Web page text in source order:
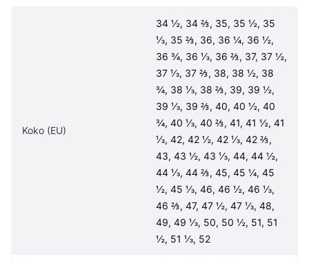
Koko (EU)
34 ½, 34 ⅔, 35, 35 ½, 35
⅓, 35 ⅔, 36, 36 ¼, 36 ½,
36 ¾, 36 ⅓, 36 ⅔, 37, 37 ½,
37 ⅓, 37 ⅔, 38, 38 ½, 38
¾, 38 ⅓, 38 ⅔, 39, 39 ½,
39 ⅓, 39 ⅔, 40, 40 ½, 40
¾, 40 ⅓, 40 ⅔, 41, 41 ½, 41
⅓, 42, 42 ½, 42 ⅓, 42 ⅔,
43, 43 ½, 43 ⅓, 44, 44 ½,
44 ⅓, 44 ⅔, 45, 45 ¼, 45
½, 45 ⅓, 46, 46 ½, 46 ⅓,
46 ⅔, 47, 47 ½, 47 ⅓, 48,
49, 49 ⅓, 50, 50 ½, 51, 51
½, 51 ⅓, 52